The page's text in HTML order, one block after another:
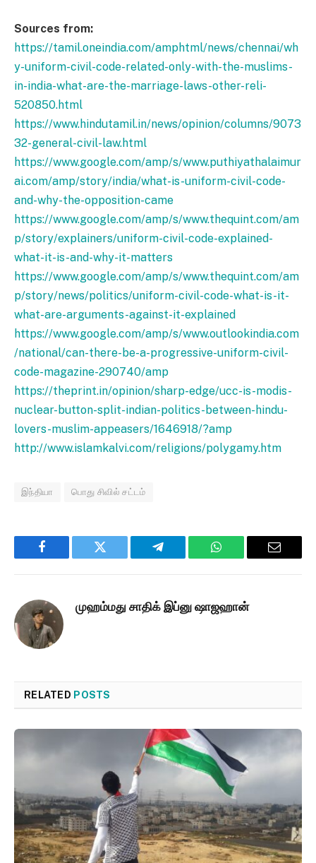
Sources from:
https://tamil.oneindia.com/amphtml/news/chennai/wh
y-uniform-civil-code-related-only-with-the-muslims-
in-india-what-are-the-marriage-laws-other-reli-
520850.html
https://www.hindutamil.in/news/opinion/columns/9073
32-general-civil-law.html
https://www.google.com/amp/s/www.puthiyathalaimur
ai.com/amp/story/india/what-is-uniform-civil-code-
and-why-the-opposition-came
https://www.google.com/amp/s/www.thequint.com/am
p/story/explainers/uniform-civil-code-explained-
what-it-is-and-why-it-matters
https://www.google.com/amp/s/www.thequint.com/am
p/story/news/politics/uniform-civil-code-what-is-it-
what-are-arguments-against-it-explained
https://www.google.com/amp/s/www.outlookindia.com
/national/can-there-be-a-progressive-uniform-civil-
code-magazine-290740/amp
https://theprint.in/opinion/sharp-edge/ucc-is-modis-
nuclear-button-split-indian-politics-between-hindu-
lovers-muslim-appeasers/1646918/?amp
http://www.islamkalvi.com/religions/polygamy.htm
இந்தியா பொது சிவில் சட்டம்
Facebook Twitter Telegram WhatsApp Email
முஹம்மது சாதிக் இப்னு ஷாஜஹான்
RELATED POSTS